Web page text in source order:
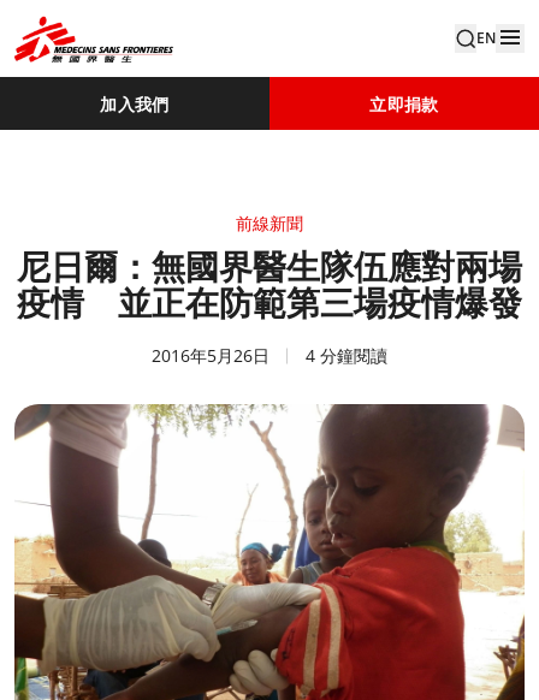
EN
加入我們 立即捐款
前線新聞
尼日爾：無國界醫生隊伍應對兩場
疫情 並正在防範第三場疫情爆發
2016年5月26日 4 分鐘閱讀